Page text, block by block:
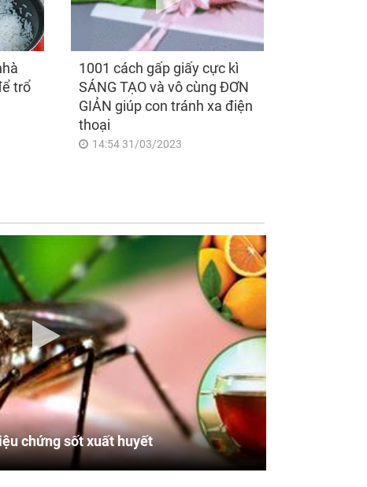
trổ
1001 cách gấp giấy cực kì
SÁNG TẠO và vô cùng ĐƠN
GIẢN giúp con tránh xa điện
thoại
14:54 31/03/2023
chứng sốt xuất huyết